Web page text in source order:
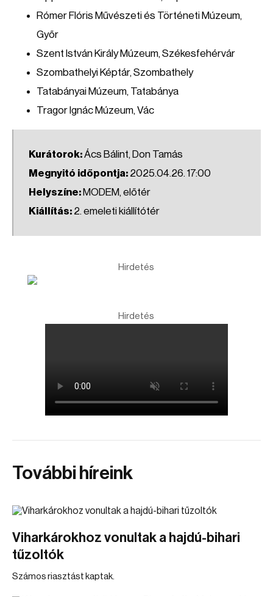
Rómer Flóris Művészeti és Történeti Múzeum,
Győr
Szent István Király Múzeum, Székesfehérvár
Szombathelyi Képtár, Szombathely
Tatabányai Múzeum, Tatabánya
Tragor Ignác Múzeum, Vác
Kurátorok:Ács Bálint, Don Tamás
Megnyitó időpontja: 2025.04.26. 17:00
Helyszíne: MODEM, előtér
Kiállítás: 2. emeleti kiállítótér
Hirdetés
Hirdetés
További híreink
Viharkárokhoz vonultak a hajdú-bihari
tűzoltók
Számos riasztást kaptak.